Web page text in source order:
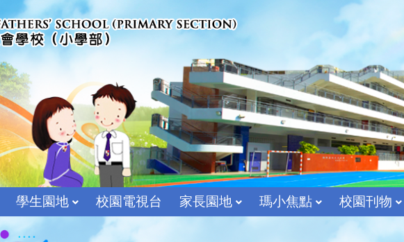
學生園地 校園電視台 家長園地 瑪小焦點 校園刊物